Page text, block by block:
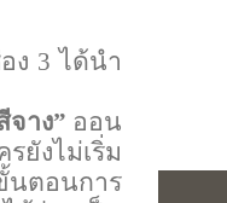
ง 3 ได้นำ
จาง” ออน
ยังไม่เริ่ม
ตอนการ